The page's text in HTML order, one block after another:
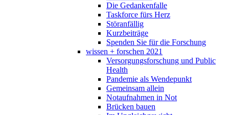
Die Gedankenfalle
Taskforce fürs Herz
Störanfällig
Kurzbeiträge
Spenden Sie für die Forschung
wissen + forschen 2021
Versorgungsforschung und Public
Health
Pandemie als Wendepunkt
Gemeinsam allein
Notaufnahmen in Not
Brücken bauen